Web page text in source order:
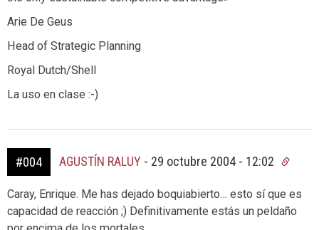
Arie De Geus
Head of Strategic Planning
Royal Dutch/Shell
La uso en clase :-)
#004 AGUSTÍN RALUY - 29 octubre 2004 - 12:02
Caray, Enrique. Me has dejado boquiabierto… esto sí que es
capacidad de reacción ;) Definitivamente estás un peldaño